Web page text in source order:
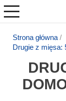
Strona główna
Drugie z mięsa: